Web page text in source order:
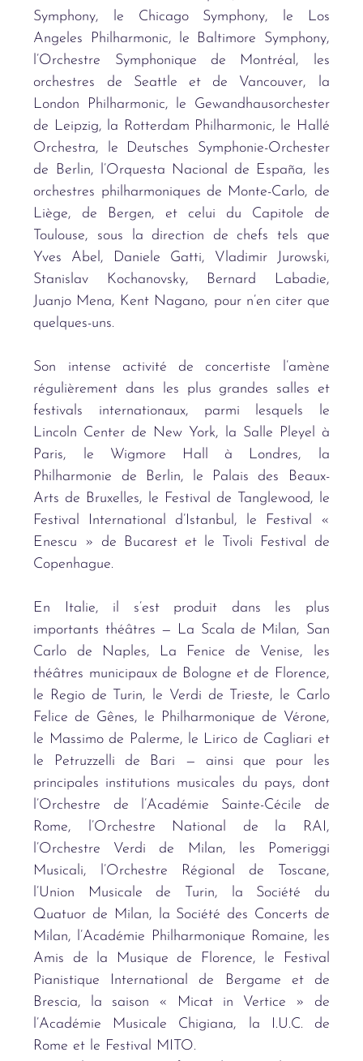
Symphony, le Chicago Symphony, le Los
Angeles Philharmonic, le Baltimore Symphony,
l’Orchestre Symphonique de Montréal, les
orchestres de Seattle et de Vancouver, la
London Philharmonic, le Gewandhausorchester
de Leipzig, la Rotterdam Philharmonic, le Hallé
Orchestra, le Deutsches Symphonie-Orchester
de Berlin, l’Orquesta Nacional de España, les
orchestres philharmoniques de Monte-Carlo, de
Liège, de Bergen, et celui du Capitole de
Toulouse, sous la direction de chefs tels que
Yves Abel, Daniele Gatti, Vladimir Jurowski,
Stanislav Kochanovsky, Bernard Labadie,
Juanjo Mena, Kent Nagano, pour n’en citer que
quelques-uns.
Son intense activité de concertiste l’amène
régulièrement dans les plus grandes salles et
festivals internationaux, parmi lesquels le
Lincoln Center de New York, la Salle Pleyel à
Paris, le Wigmore Hall à Londres, la
Philharmonie de Berlin, le Palais des Beaux-
Arts de Bruxelles, le Festival de Tanglewood, le
Festival International d’Istanbul, le Festival «
Enescu » de Bucarest et le Tivoli Festival de
Copenhague.
En Italie, il s’est produit dans les plus
importants théâtres — La Scala de Milan, San
Carlo de Naples, La Fenice de Venise, les
théâtres municipaux de Bologne et de Florence,
le Regio de Turin, le Verdi de Trieste, le Carlo
Felice de Gênes, le Philharmonique de Vérone,
le Massimo de Palerme, le Lirico de Cagliari et
le Petruzzelli de Bari — ainsi que pour les
principales institutions musicales du pays, dont
l’Orchestre de l’Académie Sainte-Cécile de
Rome, l’Orchestre National de la RAI,
l’Orchestre Verdi de Milan, les Pomeriggi
Musicali, l’Orchestre Régional de Toscane,
l’Union Musicale de Turin, la Société du
Quatuor de Milan, la Société des Concerts de
Milan, l’Académie Philharmonique Romaine, les
Amis de la Musique de Florence, le Festival
Pianistique International de Bergame et de
Brescia, la saison « Micat in Vertice » de
l’Académie Musicale Chigiana, la I.U.C. de
Rome et le Festival MITO.